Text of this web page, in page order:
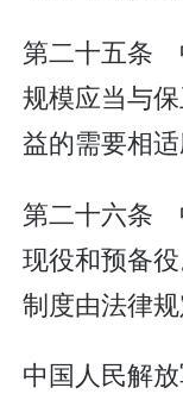
第二十五条
规模应当与
益的需要相适
第二十六条
现役和预备
制度由法律规
中国人民解